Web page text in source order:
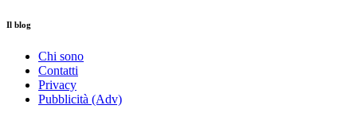
Il blog
Chi sono
Contatti
Privacy
Pubblicità (Adv)